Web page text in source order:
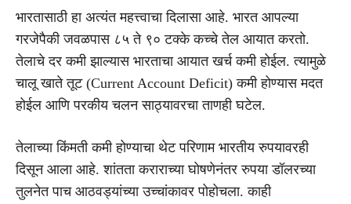
भारतासाठी हा अत्यंत महत्त्वाचा दिलासा आहे. भारत आपल्या
गरजेपैकी जवळपास ८५ ते ९० टक्के कच्चे तेल आयात करतो.
तेलाचे दर कमी झाल्यास भारताचा आयात खर्च कमी होईल. त्यामुळे
चालू खाते तूट (Current Account Deficit) कमी होण्यास मदत
होईल आणि परकीय चलन साठ्यावरचा ताणही घटेल.
तेलाच्या किंमती कमी होण्याचा थेट परिणाम भारतीय रुपयावरही
दिसून आला आहे. शांतता कराराच्या घोषणेनंतर रुपया डॉलरच्या
तुलनेत पाच आठवड्यांच्या उच्चांकावर पोहोचला. काही